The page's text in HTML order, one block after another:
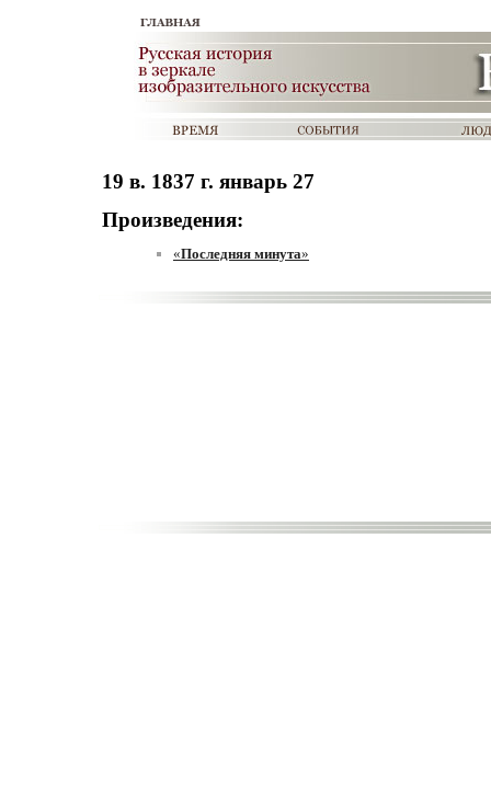
19 в. 1837 г. январь 27
Произведения:
«Последняя минута»